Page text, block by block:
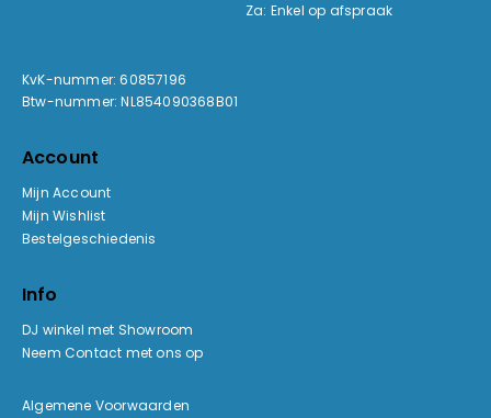
Za: Enkel op afspraak
KvK-nummer: 60857196
Btw-nummer: NL854090368B01
Account
Mijn Account
Mijn Wishlist
Bestelgeschiedenis
Info
DJ winkel met Showroom
Neem Contact met ons op
Algemene Voorwaarden